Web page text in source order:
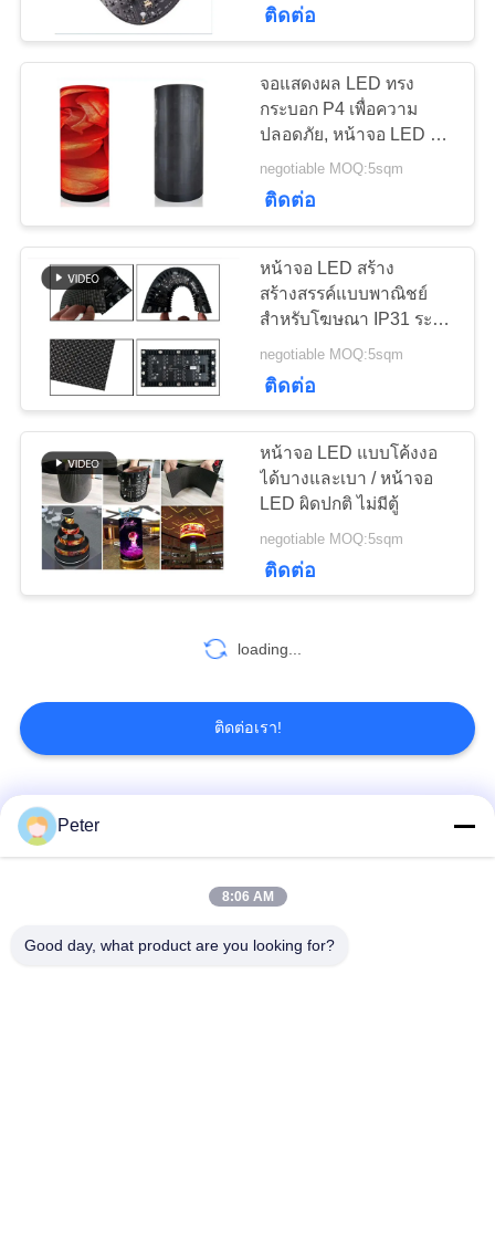
VR
แผนผัง
เว็บไซต์
นโยบาย
ความ
เป็น
ส่วน
จอแสดงผล LED เช่า
กลางแจ้ง
67
จอแสดงผล LED เช่า
ในร่ม
หน้าจอโฆษณา LED
กลางแจ้ง
จอแสดงผล LED
สนามกีฬา
ติดต่อ
จอแสดงผล LED ทรง
กระบอก P4 เพื่อความ
ปลอดภัย, หน้าจอ LED รูป
แบบพิเศษ ทนต่ออุณหภูมิ
negotiable MOQ:5sqm
ติดต่อ
หน้าจอ LED สร้าง
สร้างสรรค์แบบพาณิชย์
สําหรับโฆษณา IP31 ระดับ
negotiable MOQ:5sqm
ติดต่อ
หน้าจอ LED แบบโค้งงอ
ได้บางและเบา / หน้าจอ
LED ผิดปกติ ไม่มีตู้
negotiable MOQ:5sqm
ติดต่อ
loading...
ติดต่อเรา!
หมวดหมู่ยอดนิยม
จอแสดงผล LED คงที่
Peter
8:06 AM
Good day, what product are you looking for?